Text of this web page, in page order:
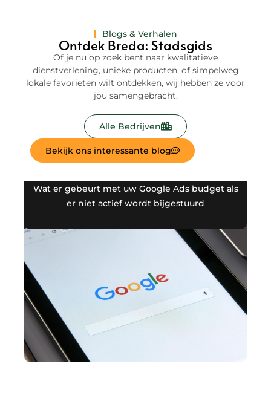
Blogs & Verhalen
Ontdek Breda: Stadsgids
Of je nu op zoek bent naar kwalitatieve
dienstverlening, unieke producten, of simpelweg
lokale favorieten wilt ontdekken, wij hebben ze voor
jou samengebracht.
Bekijk ons interessante blog
Alle Bedrijven
Wat er gebeurt met uw Google Ads budget als
er niet actief wordt bijgestuurd